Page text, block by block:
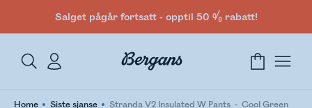
Salget pågår fortsatt - opptil 50 % rabatt!
Home Siste sjanse Stranda V2 Insulated W Pants Cool Green